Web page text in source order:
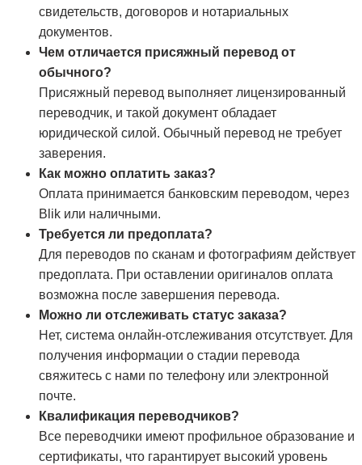
свидетельств, договоров и нотариальных
документов.
Чем отличается присяжный перевод от
обычного?
Присяжный перевод выполняет лицензированный
переводчик, и такой документ обладает
юридической силой. Обычный перевод не требует
заверения.
Как можно оплатить заказ?
Оплата принимается банковским переводом, через
Blik или наличными.
Требуется ли предоплата?
Для переводов по сканам и фотографиям действует
предоплата. При оставлении оригиналов оплата
возможна после завершения перевода.
Можно ли отслеживать статус заказа?
Нет, система онлайн-отслеживания отсутствует. Для
получения информации о стадии перевода
свяжитесь с нами по телефону или электронной
почте.
Квалификация переводчиков?
Все переводчики имеют профильное образование и
сертификаты, что гарантирует высокий уровень